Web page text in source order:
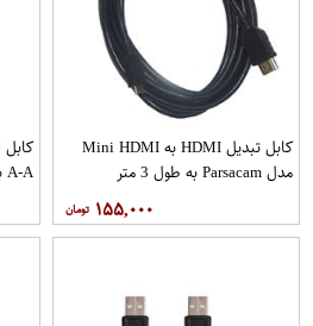
کابل تبدیل HDMI به Mini HDMI
مدل Parsacam به طول 3 متر
۱۵۵,۰۰۰
A-A به طول 1.5 متر